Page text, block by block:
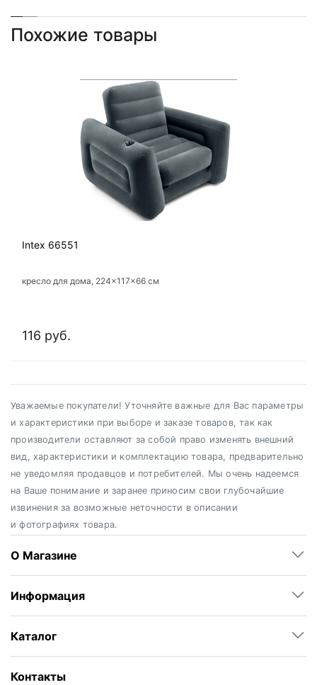
Похожие товары
Intex 66551
кресло для дома, 224×117×66 см
116 руб.
Уважаемые покупатели! Уточняйте важные для Вас параметры
и характеристики при выборе и заказе товаров, так как
производители оставляют за собой право изменять внешний
вид, характеристики и комплектацию товара, предварительно
не уведомляя продавцов и потребителей. Мы очень надеемся
на Ваше понимание и заранее приносим свои глубочайшие
извинения за возможные неточности в описании
и фотографиях товара.
О Магазине
Информация
Каталог
Контакты